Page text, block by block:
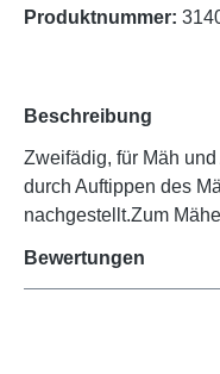
Produktnummer:
Beschreibung
Zweifädig, für Mäh
durch Auftippen des
nachgestellt.Zum
Bewertungen